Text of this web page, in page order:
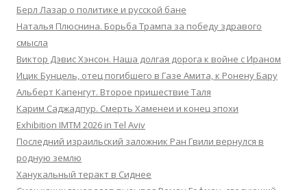
Берл Лазар о политике и русской бане
Наталья Плюснина. Борьба Трампа за победу здравого
смысла
Виктор Дэвис Хэнсон. Наша долгая дорога к войне с Ираном
Ицик Бунцель, отец погибшего в Газе Амита, к Ронену Бару
Альберт Капенгут. Второе пришествие Таля
Карим Саджадпур. Смерть Хаменеи и конец эпохи
Exhibition IMTM 2026 in Tel Aviv
Последний израильский заложник Ран Гвили вернулся в
родную землю
Ханукальный теракт в Сиднее